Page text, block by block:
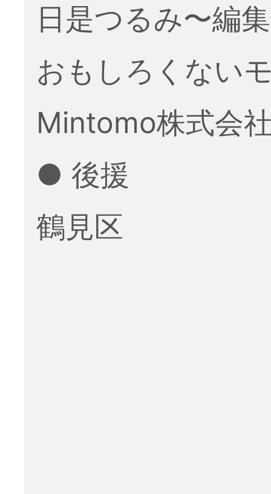
日是つるみ〜編
おもしろくない
Mintomo株式会
● 後援
鶴見区